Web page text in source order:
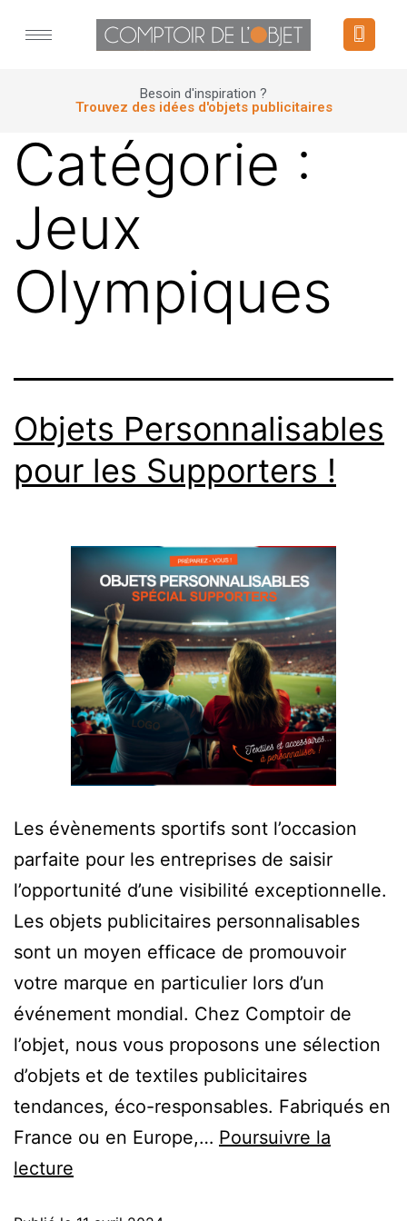
Besoin d'inspiration ?
Trouvez des idées d'objets publicitaires
Catégorie :
Jeux
Olympiques
Objets Personnalisables
pour les Supporters !
Les évènements sportifs sont l’occasion
parfaite pour les entreprises de saisir
l’opportunité d’une visibilité exceptionnelle.
Les objets publicitaires personnalisables
sont un moyen efficace de promouvoir
votre marque en particulier lors d’un
événement mondial. Chez Comptoir de
l’objet, nous vous proposons une sélection
d’objets et de textiles publicitaires
tendances, éco-responsables. Fabriqués en
France ou en Europe,… Poursuivre la
lecture
Panneau de gestion des cookies